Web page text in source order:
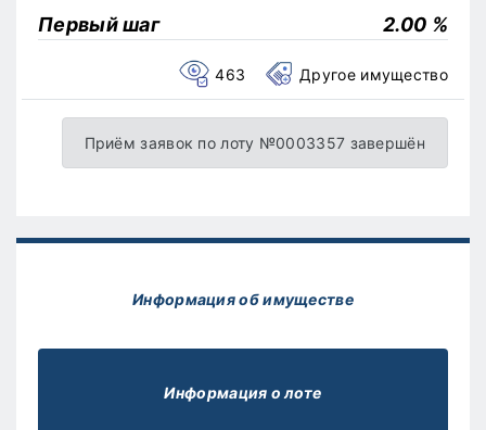
Первый шаг
2.00 %
463 Другое имущество
Приём заявок по лоту №0003357 завершён
Информация об имуществе
Информация о лоте